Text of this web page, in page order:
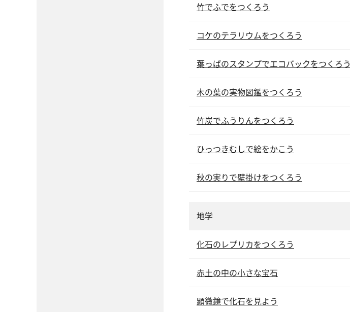
竹でふでをつくろう
コケのテラリウムをつくろう
葉っぱのスタンプでエコバックをつくろう
木の葉の実物図鑑をつくろう
竹炭でふうりんをつくろう
ひっつきむしで絵をかこう
秋の実りで壁掛けをつくろう
地学
化石のレプリカをつくろう
赤土の中の小さな宝石
顕微鏡で化石を見よう